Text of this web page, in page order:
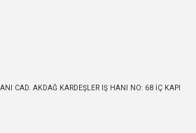
CAD. AKDAĞ KARDEŞLER IŞ HANI NO: 68 İÇ KAPI